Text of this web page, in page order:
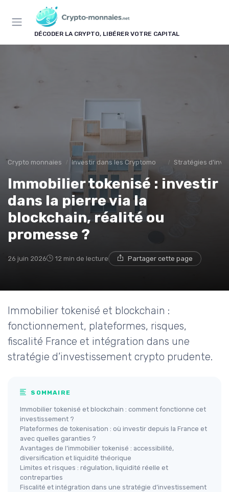
DÉCODER LA CRYPTO, LIBÉRER VOTRE CAPITAL
Crypto monnaies Investir dans les Cryptomonnaies Stratégies
Immobilier tokenisé : investir
dans la pierre via la
blockchain, réalité ou
promesse ?
26 juin 2026 12 min de lecture Partager cette page
Immobilier tokenisé et blockchain :
fonctionnement, plateformes, risques,
fiscalité France et intégration dans une
stratégie d’investissement crypto prudente.
SOMMAIRE
Immobilier tokenisé et blockchain : comment fonctionne cet
investissement ?
Plateformes de tokenisation : où investir depuis la France et
avec quelles garanties ?
Avantages de l’immobilier tokenisé : accessibilité,
diversification et liquidité théorique
Limites et risques : régulation, liquidité réelle et
contreparties
Fiscalité et intégration dans une stratégie d’investissement
Panneau de gestion des cookies